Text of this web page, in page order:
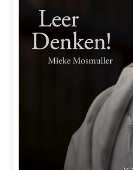
Nieuw boek ‘Pareltjes in de
in woord en beeld
Priesteressen van Isis- Hal
Stress en Burn-out Coaching